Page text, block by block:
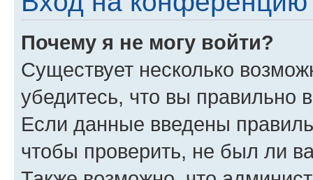
Почему я не могу войти?
Существует несколько
убедитесь, что вы правильно
Если данные введены
чтобы проверить, не был ли